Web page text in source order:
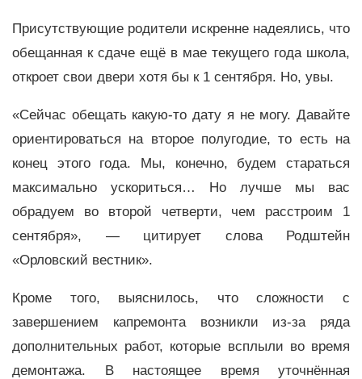
Присутствующие родители искренне надеялись, что
обещанная к сдаче ещё в мае текущего года школа,
откроет свои двери хотя бы к 1 сентября. Но, увы.
«Сейчас обещать какую-то дату я не могу. Давайте
ориентироваться на второе полугодие, то есть на
конец этого года. Мы, конечно, будем стараться
максимально ускориться… Но лучше мы вас
обрадуем во второй четверти, чем расстроим 1
сентября», —цитирует слова Родштейн
«Орловский вестник».
Кроме того, выяснилось, что сложности с
завершением капремонта возникли из-за ряда
дополнительных работ, которые всплыли во время
демонтажа. В настоящее время уточнённая